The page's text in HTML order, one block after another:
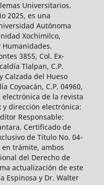
Universitarios.
2025, es una
Autónoma
Xochimilco,
Humanidades.
3855, Col. Ex-
Tlalpan, C.P.
Calzada del Hueso
Coyoacán, C.P. 04960,
electrónica de la revista
dirección electrónica:
Responsable:
Certificado de
de Título No. 04-
en trámite, ambos
del Derecho de
actualización de este
Espinosa y Dr. Walter